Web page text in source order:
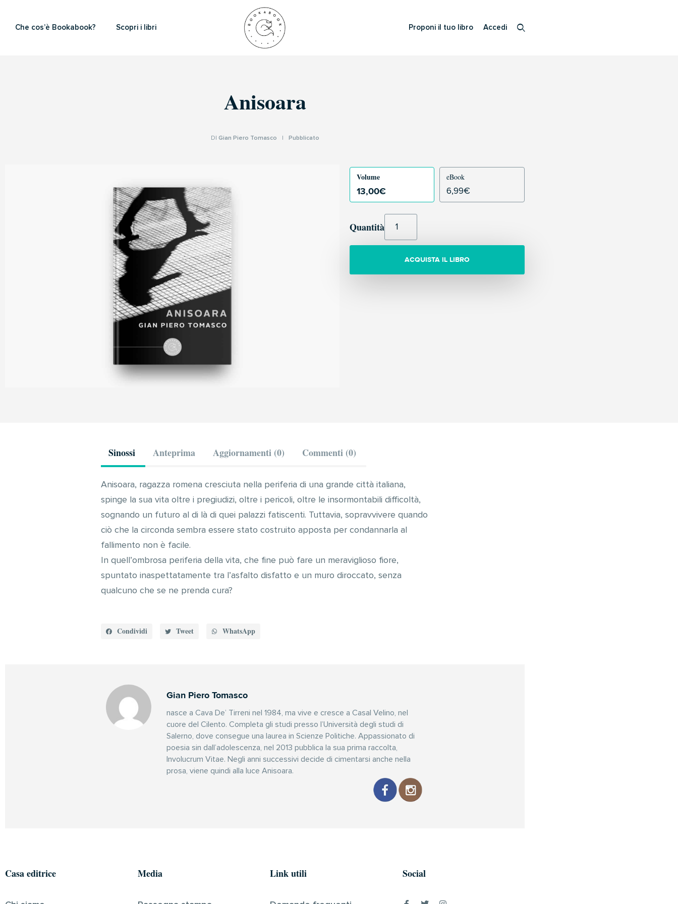
Che cos’è Bookabook? Scopri i libri Proponi il tuo libro Accedi
Anisoara
DI Gian Piero Tomasco Pubblicato
Volume
13,00€
eBook
6,99€
Quantità
ACQUISTA IL LIBRO
Sinossi Anteprima Aggiornamenti (0) Commenti (0)
Anisoara, ragazza romena cresciuta nella periferia di una grande città italiana,
spinge la sua vita oltre i pregiudizi, oltre i pericoli, oltre le insormontabili difficoltà,
sognando un futuro al di là di quei palazzi fatiscenti. Tuttavia, sopravvivere quando
ciò che la circonda sembra essere stato costruito apposta per condannarla al
fallimento non è facile.
In quell’ombrosa periferia della vita, che fine può fare un meraviglioso fiore,
spuntato inaspettatamente tra l’asfalto disfatto e un muro diroccato, senza
qualcuno che se ne prenda cura?
Condividi Tweet WhatsApp
Gian Piero Tomasco
nasce a Cava De’ Tirreni nel 1984, ma vive e cresce a Casal Velino, nel
cuore del Cilento. Completa gli studi presso l’Università degli studi di
Salerno, dove consegue una laurea in Scienze Politiche. Appassionato di
poesia sin dall’adolescenza, nel 2013 pubblica la sua prima raccolta,
Involucrum Vitae. Negli anni successivi decide di cimentarsi anche nella
prosa, viene quindi alla luce Anisoara.
Casa editrice Media Link utili Social